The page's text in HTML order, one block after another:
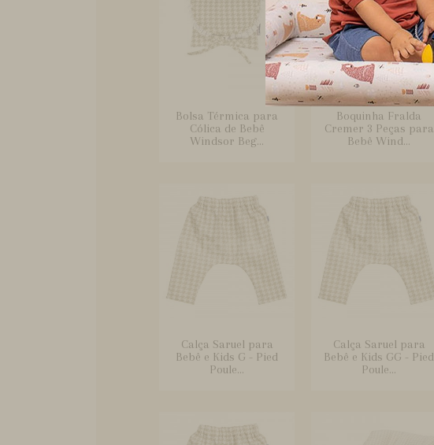
Bolsa Térmica para
Cólica de Bebê
Windsor Beg...
Boquinha Fralda
Cremer 3 Peças para
Bebê Wind...
Calça Saruel para
Bebê e Kids G - Pied
Poule...
Calça Saruel para
Bebê e Kids GG - Pied
Poule...